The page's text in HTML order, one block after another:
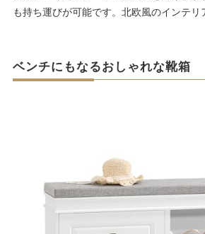
も持ち運びが可能です。北欧風のインテリ
ベンチにもなるおしゃれな靴箱